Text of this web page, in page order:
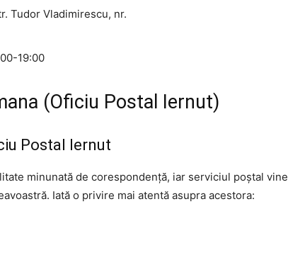
Tudor Vladimirescu, nr.
19:00
(Oficiu Postal Iernut)
Postal Iernut
minunată de corespondență, iar serviciul poștal vine
Iată o privire mai atentă asupra acestora: